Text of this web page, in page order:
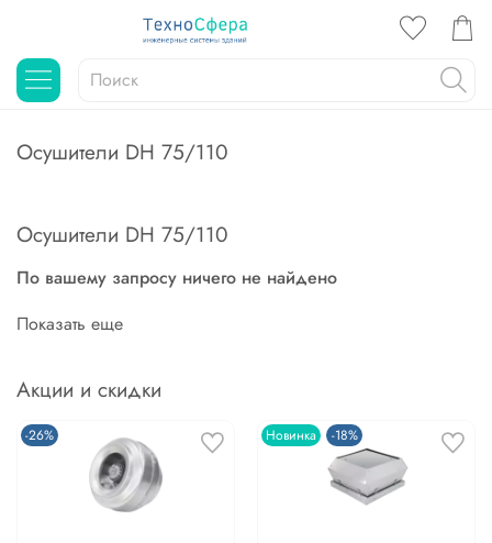
Осушители DH 75/110
Осушители DH 75/110
По вашему запросу ничего не найдено
Показать еще
Акции и скидки
-26% Новинка -18%